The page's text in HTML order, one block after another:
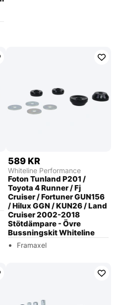
589 KR
Whiteline Performance
Foton Tunland P201 /
Toyota 4 Runner / Fj
Cruiser / Fortuner GUN156
/ Hilux GGN / KUN26 / Land
Cruiser 2002-2018
Stötdämpare - Övre
Bussningskit Whiteline
Framaxel